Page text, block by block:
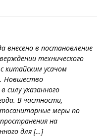
внесено в постановление
технического
китайским усачом
Новшество
силу указанного
В частности,
меры по
на
для […]